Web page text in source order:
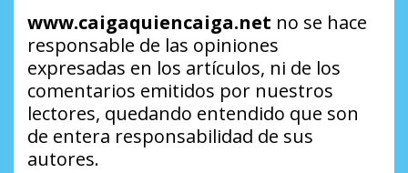
www.caigaquiencaiga.net no se hace
responsable de las opiniones
expresadas en los artículos, ni de los
comentarios emitidos por nuestros
lectores, quedando entendido que son
de entera responsabilidad de sus
autores.